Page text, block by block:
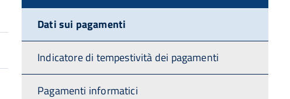
Dati sui pagamenti
Indicatore di tempestività dei pagamenti
Pagamenti informatici